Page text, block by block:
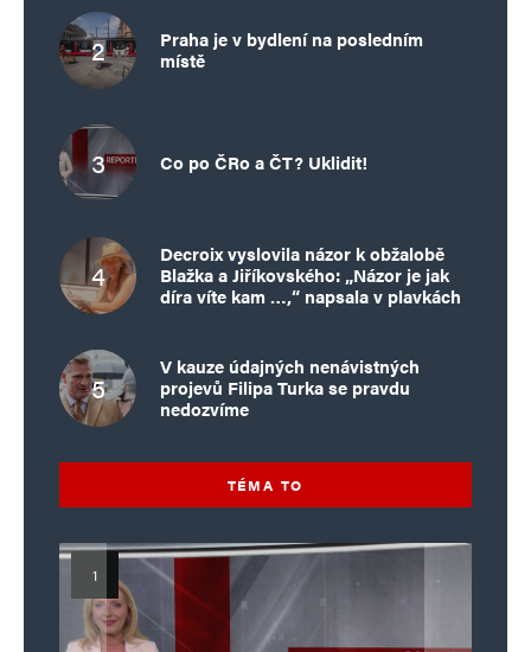
Praha je v bydlení na posledním
místě
Co po ČRo a ČT? Uklidit!
Decroix vyslovila názor k obžalobě
Blažka a Jiříkovského: „Názor je jak
díra víte kam …,“ napsala v plavkách
V kauze údajných nenávistných
projevů Filipa Turka se pravdu
nedozvíme
TÉMA TO